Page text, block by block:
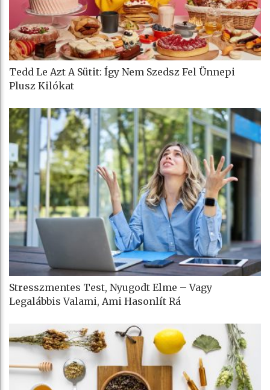
Tedd Le Azt A Sütit: Így Nem Szedsz Fel Ünnepi
Plusz Kilókat
Stresszmentes Test, Nyugodt Elme – Vagy
Legalábbis Valami, Ami Hasonlít Rá